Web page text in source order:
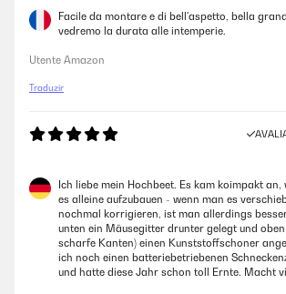
Facile da montare e di bell'aspetto, bella
vedremo la durata alle intemperie.
Utente Amazon
Traduzir
Ich liebe mein Hochbeet. Es kam koimpakt
es alleine aufzubauen - wenn man es
nochmal korrigieren, ist man allerdings
unten ein Mäusegitter drunter gelegt und
scharfe Kanten) einen Kunststoffschoner
ich noch einen batteriebetriebenen
und hatte diese Jahr schon toll Ernte. Macht